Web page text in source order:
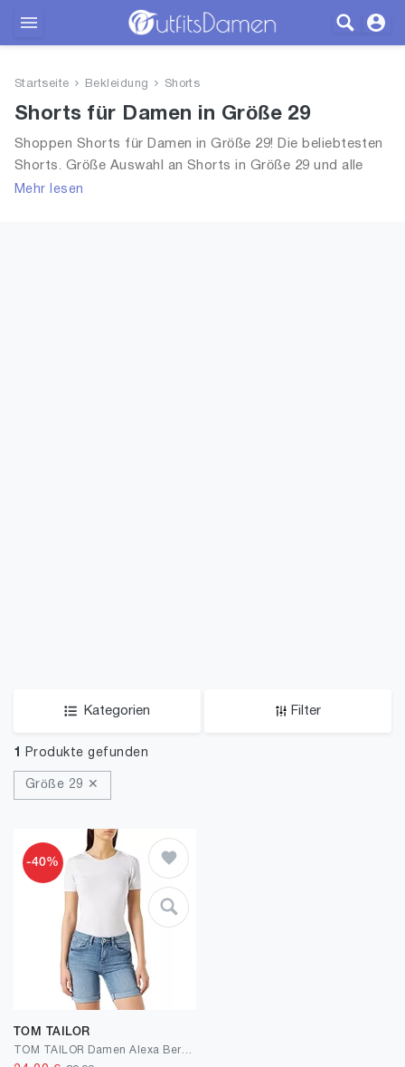
Bekleidung
Wäsche
Schuhe
Startseite Bekleidung Shorts
Shorts für Damen in Größe 29
Shoppen Shorts für Damen in Größe 29! Die beliebtesten
Shorts. Größe Auswahl an Shorts in Größe 29 und alle
Trends aus 2026 für Frauen!
Mehr lesen
Kategorien Filter
1 Produkte gefunden
Größe 29 ✕
-40%
TOM TAILOR
TOM TAILOR Damen Alexa Bermuda Shorts